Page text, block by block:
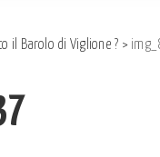
il Barolo di Viglione ? >